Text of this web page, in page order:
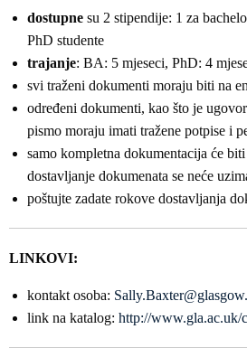
dostupne su 2 stipendije: 1 za
PhD studente
trajanje: BA: 5 mjeseci, PhD: 4
svi traženi dokumenti moraju biti na
određeni dokumenti, kao što je
pismo moraju imati tražene potpise i
samo kompletna dokumentacija će
dostavljanje dokumenata se neće
poštujte zadate rokove dostavljanja
LINKOVI:
kontakt osoba:
link na katalog: http://www.gla.ac.uk/